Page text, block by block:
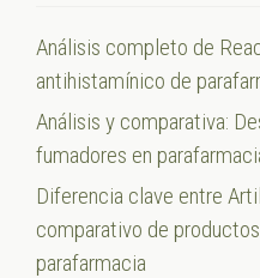
Análisis completo de
antihistamínico de
Análisis y comparativa:
fumadores en
Diferencia clave entre
comparativo de
parafarmacia